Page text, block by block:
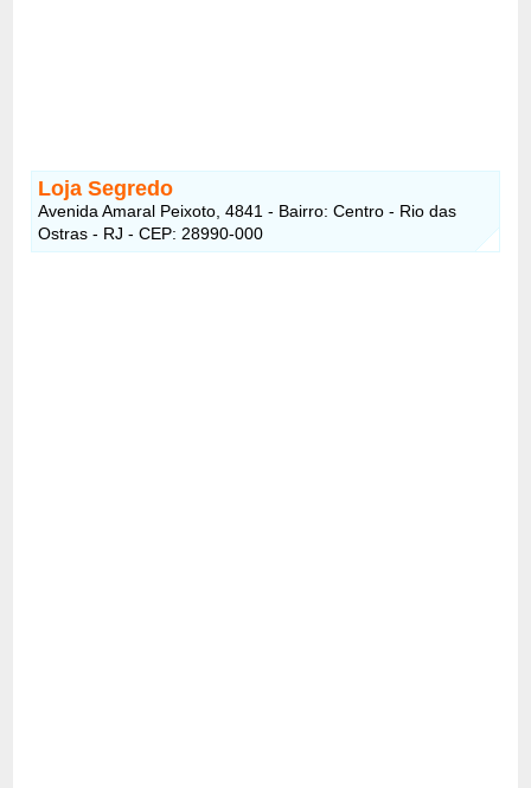
Loja Segredo
Avenida Amaral Peixoto, 4841 - Bairro: Centro - Rio das
Ostras - RJ - CEP: 28990-000